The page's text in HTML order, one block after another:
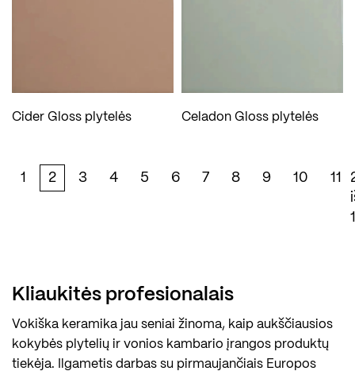
Cider Gloss plytelės Celadon Gloss plytelės
1 2 3 4 5 6 7 8 9 10 11
Kliaukitės profesionalais
Vokiška keramika jau seniai žinoma, kaip aukščiausios
kokybės plytelių ir vonios kambario įrangos produktų
tiekėja. Ilgametis darbas su pirmaujančiais Europos